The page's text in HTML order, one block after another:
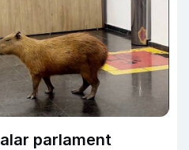
parlament